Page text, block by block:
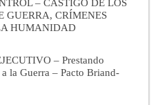
GUERRA, CRÍMENES
HUMANIDAD
– Prestando
la Guerra – Pacto Briand-